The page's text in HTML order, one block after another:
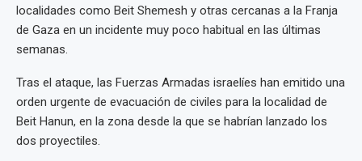
localidades como Beit Shemesh y otras cercanas a la Franja
de Gaza en un incidente muy poco habitual en las últimas
semanas.
Tras el ataque, las Fuerzas Armadas israelíes han emitido una
orden urgente de evacuación de civiles para la localidad de
Beit Hanun, en la zona desde la que se habrían lanzado los
dos proyectiles.